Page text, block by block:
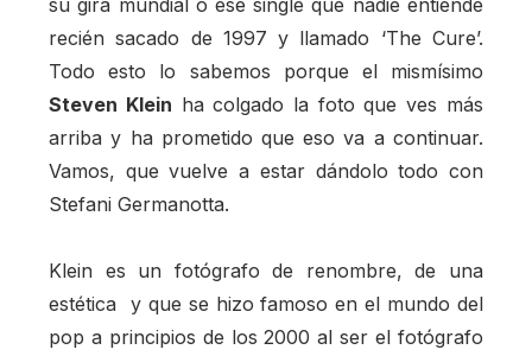
su gira mundial o ese single que nadie entiende
recién sacado de 1997 y llamado ‘The Cure’.
Todo esto lo sabemos porque el mismísimo
Steven Klein ha colgado la foto que ves más
arriba y ha prometido que eso va a continuar.
Vamos, que vuelve a estar dándolo todo con
Stefani Germanotta.
Klein es un fotógrafo de renombre, de una
estética y que se hizo famoso en el mundo del
pop a principios de los 2000 al ser el fotógrafo